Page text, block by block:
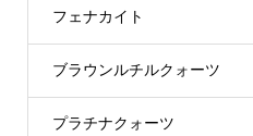
フェナカイト
ブラウンルチルクォーツ
プラチナクォーツ